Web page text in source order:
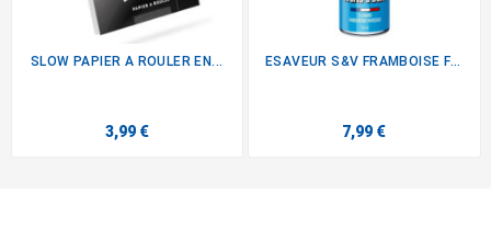
SLOW PAPIER A ROULER EN...
3,99 €
ESAVEUR S&V FRAMBOISE FRUITS
7,99 €